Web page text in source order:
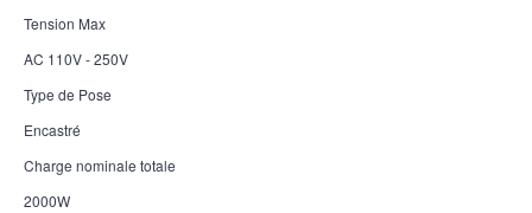
Tension Max
AC 110V - 250V
Type de Pose
Encastré
Charge nominale totale
2000W